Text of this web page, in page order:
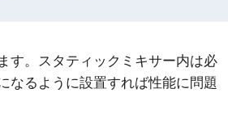
す。スタティックミキサー内は必
なるように設置すれば性能に問題